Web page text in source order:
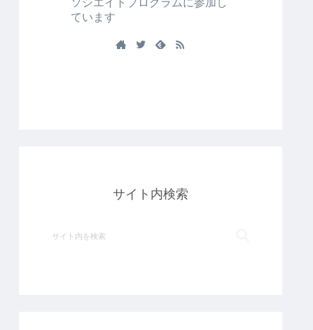
ています
サイト内検索